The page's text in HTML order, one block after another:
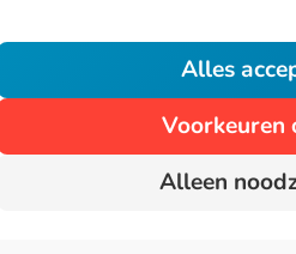
Alles
Voorkeuren
Alleen